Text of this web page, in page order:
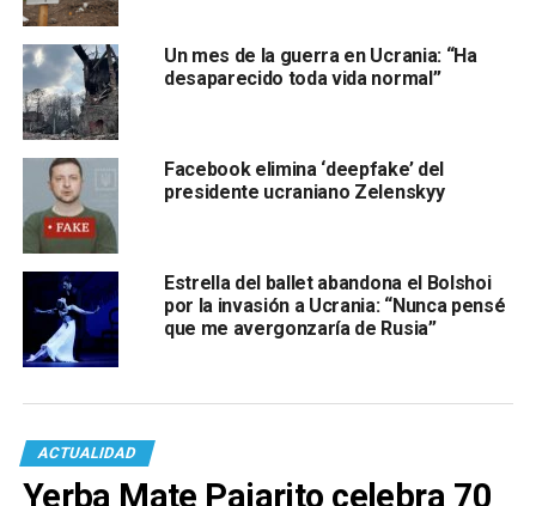
Un mes de la guerra en Ucrania: “Ha
desaparecido toda vida normal”
Facebook elimina ‘deepfake’ del
presidente ucraniano Zelenskyy
Estrella del ballet abandona el Bolshoi
por la invasión a Ucrania: “Nunca pensé
que me avergonzaría de Rusia”
ACTUALIDAD
Yerba Mate Pajarito celebra 70